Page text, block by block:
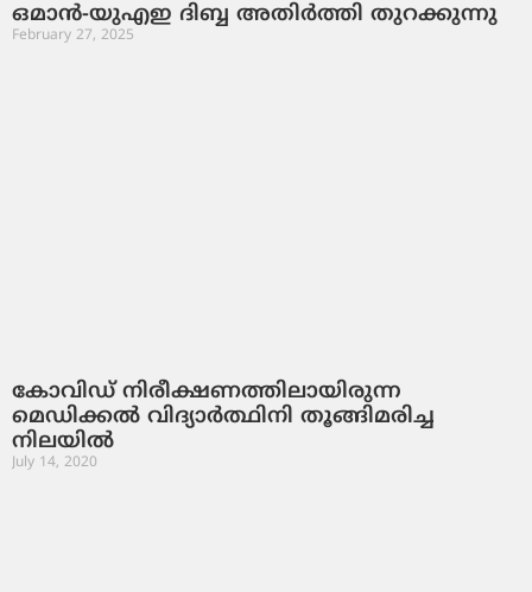
ഒമാൻ-യുഎഇ ദിബ്ബ അതിർത്തി തുറക്കുന്നു
February 27, 2025
കോവിഡ് നിരീക്ഷണത്തിലായിരുന്ന
മെഡിക്കല്‍ വിദ്യാര്‍ത്ഥിനി തൂങ്ങിമരിച്ച
നിലയില്‍
July 14, 2020